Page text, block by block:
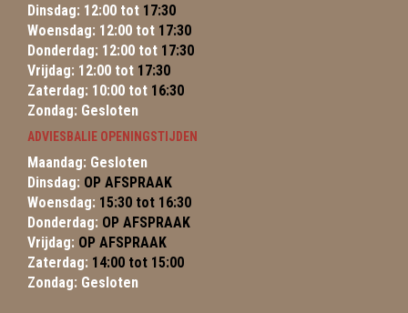
Dinsdag: 12:00 tot 17:30
Woensdag: 12:00 tot 17:30
Donderdag: 12:00 tot 17:30
Vrijdag: 12:00 tot 17:30
Zaterdag: 10:00 tot 16:30
Zondag: Gesloten
ADVIESBALIE OPENINGSTIJDEN
Maandag: Gesloten
Dinsdag: OP AFSPRAAK
Woensdag: 15:30 tot 16:30
Donderdag: OP AFSPRAAK
Vrijdag: OP AFSPRAAK
Zaterdag: 14:00 tot 15:00
Zondag: Gesloten